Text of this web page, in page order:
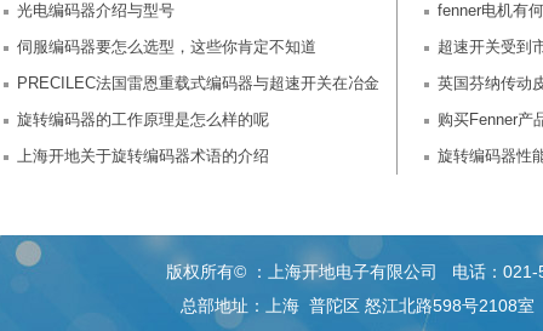
光电编码器介绍与型号
fenner电机有
伺服编码器要怎么选型，这些你肯定不知道
超速开关受到
PRECILEC法国雷恩重载式编码器与超速开关在冶金
上的实际应用
英国芬纳传动
旋转编码器的工作原理是怎么样的呢
购买Fenner产
上海开地关于旋转编码器术语的介绍
旋转编码器性
版权所有© ：上海开地电子有限公司 电话：
总部地址：上海 普陀区 怒江北路598号2108室